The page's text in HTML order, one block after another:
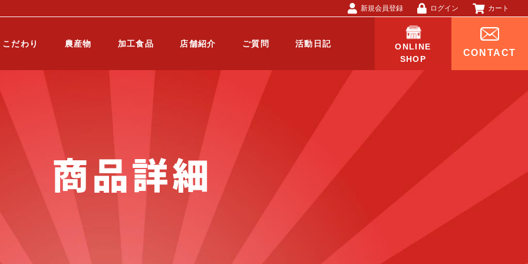
新規会員登録 ログイン カート
こだわり 農産物 加工食品 店舗紹介 ご質問 活動日記
ONLINE
SHOP
CONTACT
商品詳細